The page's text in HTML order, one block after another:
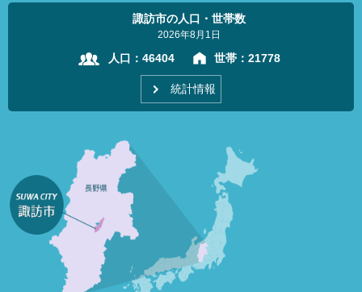
諏訪市の人口・世帯数
2026年8月1日
人口： 46404 世帯： 21778
統計情報